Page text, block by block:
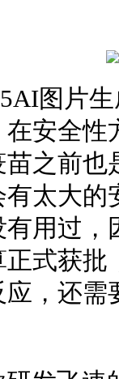
图片
安全
之前
太大
用过
式获
应，还